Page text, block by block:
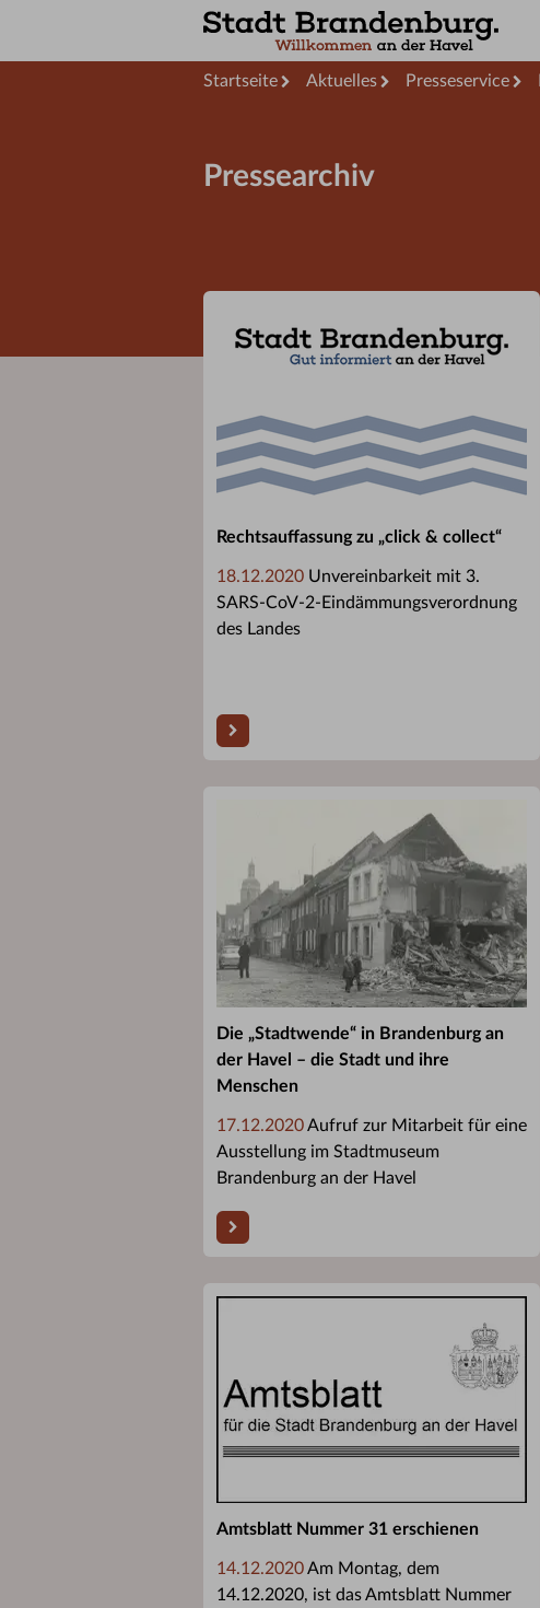
Startseite Aktuelles Presseservice
Pressearchiv
Rechtsauffassung zu „click & collect“
18.12.2020 Unvereinbarkeit mit 3.
SARS-CoV-2-Eindämmungsverordnung
des Landes
Die „Stadtwende“ in Brandenburg an
der Havel – die Stadt und ihre
Menschen
17.12.2020Aufruf zur Mitarbeit für eine
Ausstellung im Stadtmuseum
Brandenburg an der Havel
Amtsblatt Nummer 31 erschienen
14.12.2020Am Montag, dem
14.12.2020, ist das Amtsblatt Nummer